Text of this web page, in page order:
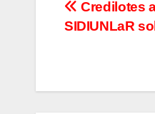
N
e
Credilotes
SIDIUNLaR